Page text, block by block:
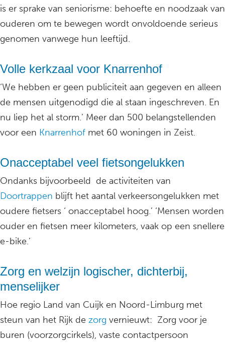
is er sprake van seniorisme: behoefte en noodzaak van
ouderen om te bewegen wordt onvoldoende serieus
genomen vanwege hun leeftijd.
Volle kerkzaal voor Knarrenhof
‘We hebben er geen publiciteit aan gegeven en alleen
de mensen uitgenodigd die al staan ingeschreven. En
nu liep het al storm.’ Meer dan 500 belangstellenden
voor een Knarrenhof met 60 woningen in Zeist.
Onacceptabel veel fietsongelukken
Ondanks bijvoorbeeld de activiteiten van
Doortrappen blijft het aantal verkeersongelukken met
oudere fietsers ‘ onacceptabel hoog.’ ‘Mensen worden
ouder en fietsen meer kilometers, vaak op een snellere
e-bike.’
Zorg en welzijn logischer, dichterbij,
menselijker
Hoe regio Land van Cuijk en Noord-Limburg met
steun van het Rijk de zorg vernieuwt: Zorg voor je
buren (voorzorgcirkels), vaste contactpersoon